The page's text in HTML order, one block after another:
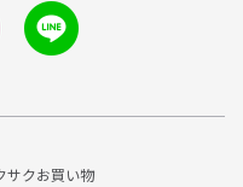
サクお買い物